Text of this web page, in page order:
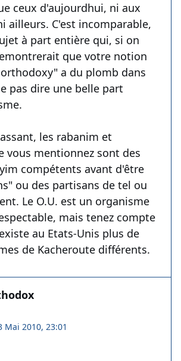
ceux d'aujourdhui, ni aux
ailleurs. C'est incomparable,
à part entière qui, si on
que votre notion
a du plomb dans
pas dire une belle part
les rabanim et
vous mentionnez sont des
compétents avant d'être
ou des partisans de tel ou
Le O.U. est un organisme
mais tenez compte
au Etats-Unis plus de
de Kacheroute différents.
Mai 2010, 23:01